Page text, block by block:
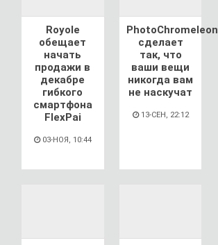
Royole
обещает
начать
продажи в
декабре
гибкого
смартфона
FlexPai
03-НОЯ, 10:44
PhotoChromeleon
сделает
так, что
ваши вещи
никогда вам
не наскучат
13-СЕН, 22:12